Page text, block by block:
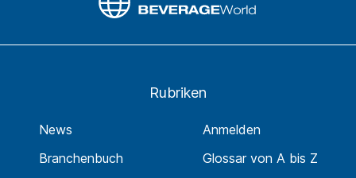
Rubriken
News
Branchenbuch
Anmelden
Glossar von A bis Z